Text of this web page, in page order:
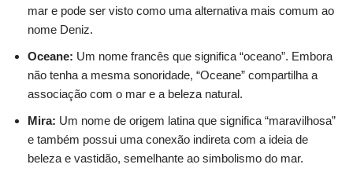
mar e pode ser visto como uma alternativa mais comum ao
nome Deniz.
Oceane: Um nome francês que significa “oceano”. Embora
não tenha a mesma sonoridade, “Oceane” compartilha a
associação com o mar e a beleza natural.
Mira: Um nome de origem latina que significa “maravilhosa”
e também possui uma conexão indireta com a ideia de
beleza e vastidão, semelhante ao simbolismo do mar.